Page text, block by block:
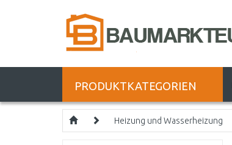
PRODUKTKATEGORIEN
Heizung und Wasserheizung